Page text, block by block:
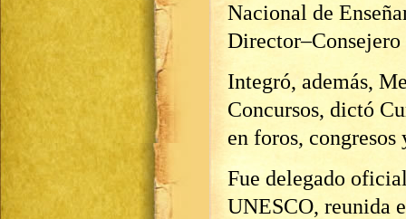
Nacional de
Integró, además,
Concursos, dictó
en foros,
Fue delegado
UNESCO, reunida